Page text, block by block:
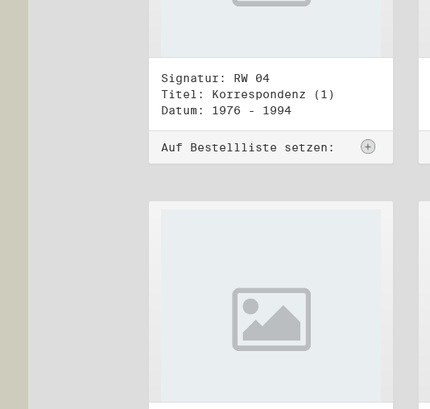
Signatur: RW 04
Titel: Korrespondenz (1)
Datum: 1976 - 1994
Auf Bestellliste setzen: